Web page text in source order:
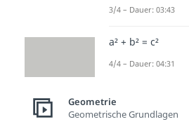
Hast du zum
mit den
76°, γ = 90°
w = α + β + γ
3/4 – Dauer: 03:43
a² + b² = c²
4/4 – Dauer: 04:31
Geometrie
Geometrische Grundlagen